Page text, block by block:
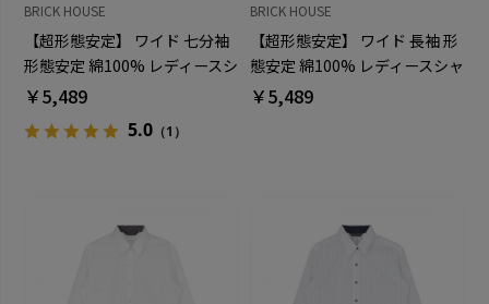
BRICK HOUSE
【超形態安定】 ワイド 七分袖
形態安定 綿100% レディースシ
ャツ
￥5,489
5.0（1）
BRICK HOUSE
【超形態安定】 ワイド 長袖 形
態安定 綿100% レディースシャ
ツ
￥5,489